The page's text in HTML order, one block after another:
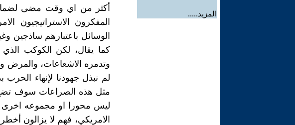
المزيد.....
أكثر من اي وقت مضى لضمان
المفكرون الاستراتيجيون
الوسائل باعتبارهم ساذجين
كما يقال، لكن الكوكب
وتدمره الاشعاعات، والمرض
لم نبذل جهودنا لإنهاء
مثل هذه الصراعات سوف تضع
ليس محورا او مجموعه اخرى
الامريكي، فهم لا يزالون